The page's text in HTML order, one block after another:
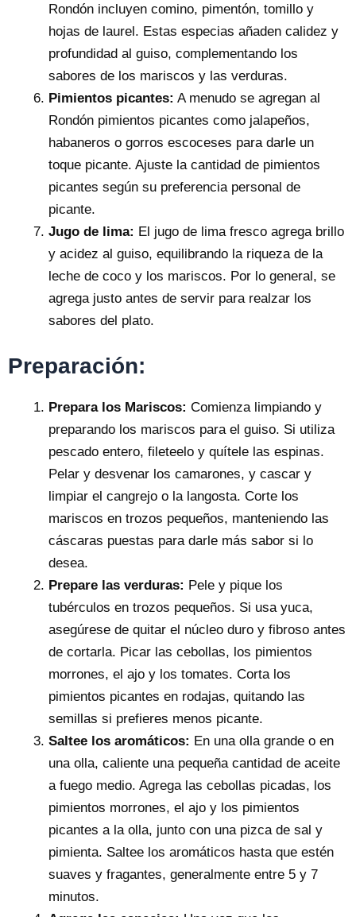
Rondón incluyen comino, pimentón, tomillo y
hojas de laurel. Estas especias añaden calidez y
profundidad al guiso, complementando los
sabores de los mariscos y las verduras.
Pimientos picantes: A menudo se agregan al
Rondón pimientos picantes como jalapeños,
habaneros o gorros escoceses para darle un
toque picante. Ajuste la cantidad de pimientos
picantes según su preferencia personal de
picante.
Jugo de lima: El jugo de lima fresco agrega brillo
y acidez al guiso, equilibrando la riqueza de la
leche de coco y los mariscos. Por lo general, se
agrega justo antes de servir para realzar los
sabores del plato.
Preparación:
Prepara los Mariscos: Comienza limpiando y
preparando los mariscos para el guiso. Si utiliza
pescado entero, fileteelo y quítele las espinas.
Pelar y desvenar los camarones, y cascar y
limpiar el cangrejo o la langosta. Corte los
mariscos en trozos pequeños, manteniendo las
cáscaras puestas para darle más sabor si lo
desea.
Prepare las verduras: Pele y pique los
tubérculos en trozos pequeños. Si usa yuca,
asegúrese de quitar el núcleo duro y fibroso antes
de cortarla. Picar las cebollas, los pimientos
morrones, el ajo y los tomates. Corta los
pimientos picantes en rodajas, quitando las
semillas si prefieres menos picante.
Saltee los aromáticos: En una olla grande o en
una olla, caliente una pequeña cantidad de aceite
a fuego medio. Agrega las cebollas picadas, los
pimientos morrones, el ajo y los pimientos
picantes a la olla, junto con una pizca de sal y
pimienta. Saltee los aromáticos hasta que estén
suaves y fragantes, generalmente entre 5 y 7
minutos.